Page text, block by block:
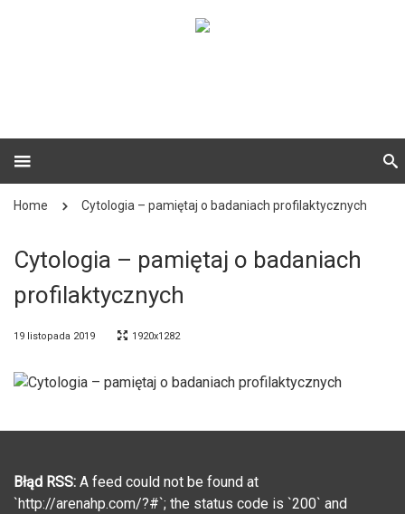
Home Cytologia – pamiętaj o badaniach profilaktycznych
Cytologia – pamiętaj o badaniach
profilaktycznych
19 listopada 2019 1920x1282
Błąd RSS: A feed could not be found at
`http://arenahp.com/?#`; the status code is `200` and